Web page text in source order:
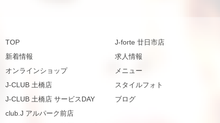
TOP
新着情報
オンラインショップ
J-CLUB 土橋店
J-CLUB 土橋店 サービスDAY
club.J アルパーク前店
J-forte 廿日市店
求人情報
メニュー
スタイルフォト
ブログ